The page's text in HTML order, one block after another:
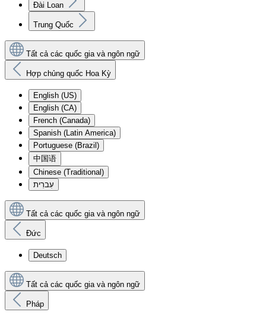
Đài Loan
Trung Quốc
Tất cả các quốc gia và ngôn ngữ
Hợp chủng quốc Hoa Kỳ
English (US)
English (CA)
French (Canada)
Spanish (Latin America)
Portuguese (Brazil)
中国语
Chinese (Traditional)
עִברִית
Tất cả các quốc gia và ngôn ngữ
Đức
Deutsch
Tất cả các quốc gia và ngôn ngữ
Pháp